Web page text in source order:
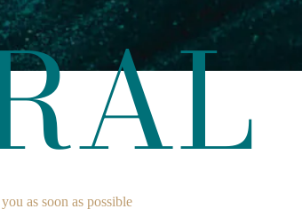
as soon as possible